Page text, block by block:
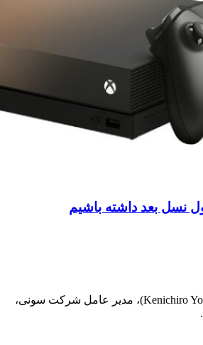
نسل بعد داشته باشیم
«کنیچیرو یوشیدا» (Kenichiro Yoshida)، مدیر عامل شرکت سونی،